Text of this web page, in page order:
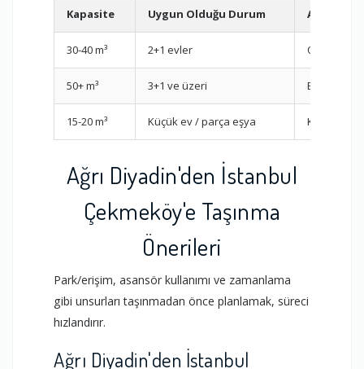
Kapasite Uygun Olduğu Durum Araç
30-40 m³ 2+1 evler Orta
50+ m³ 3+1 ve üzeri Büyük
15-20 m³ Küçük ev / parça eşya Kamyonet
Ağrı Diyadin'den İstanbul
Çekmeköy'e Taşınma
Önerileri
Park/erişim, asansör kullanımı ve zamanlama
gibi unsurları taşınmadan önce planlamak, süreci
hızlandırır.
Ağrı Diyadin'den İstanbul